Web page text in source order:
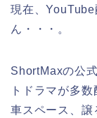
現在、
ん・・・。
ShortMaxの公
トドラマが多
車スペース、譲